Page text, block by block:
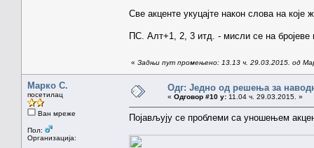
Све акценте укуцајте након слова на које
ПС. Алт+1, 2, 3 итд. - мисли се на бројеве
« Задњи пут промењено: 13.13 ч. 29.03.2015. од
Марко С.
посетилац
Ван мреже
Пол:
Организација:
Одг: Једно од решења за
« Одговор #10 у: 11.04 ч. 29.03.2015. »
Појављују се проблеми са уношењем